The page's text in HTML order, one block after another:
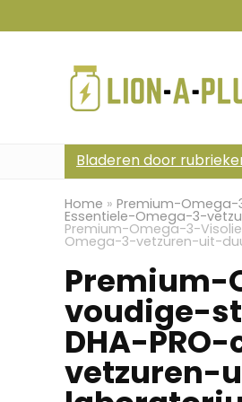
Bladeren door
Home » Premium-
Essentiele-Omega-3-
Premium-Omega-3-
Omega-3-vetzuren-uit-
Premium-
voudige-
DHA-
vetzuren-